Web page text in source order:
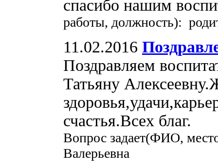
спасибо нашим
работы, должность):
11.02.2016
Поздравляем
Татьяну
счастья.Всех благ.
Вопрос задает(ФИО,
Валерьевна